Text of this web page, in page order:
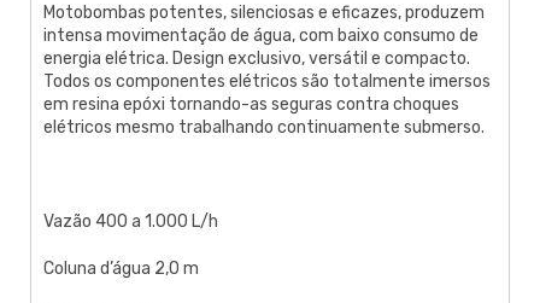
Motobombas potentes, silenciosas e eficazes, produzem
intensa movimentação de água, com baixo consumo de
energia elétrica. Design exclusivo, versátil e compacto.
Todos os componentes elétricos são totalmente imersos
em resina epóxi tornando-as seguras contra choques
elétricos mesmo trabalhando continuamente submerso.
Vazão 400 a 1.000 L/h
Coluna d’água 2,0 m